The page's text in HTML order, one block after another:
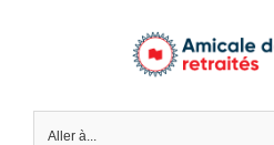
Aller à...